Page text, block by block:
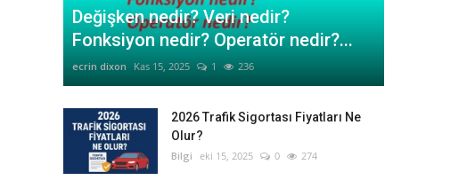
Değişken nedir? Veri nedir?
Fonksiyon nedir? Operatör nedir?...
ecrin dixon Kas 15, 2025 1 236
2026 Trafik Sigortası Fiyatları Ne
Olur?
Bilgi eki 15, 2025 0 274